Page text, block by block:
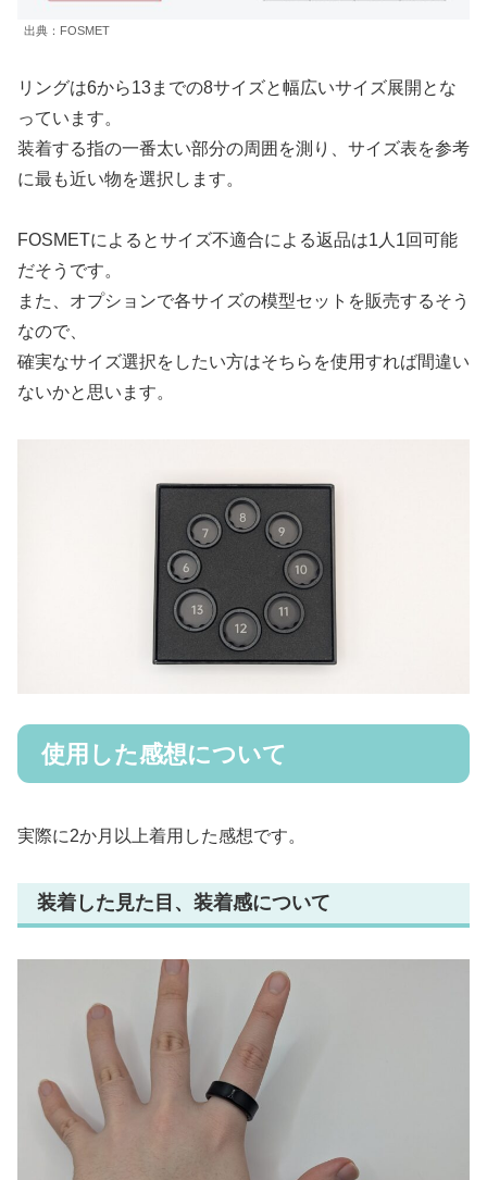
出典：FOSMET
リングは6から13までの8サイズと幅広いサイズ展開とな
っています。
装着する指の一番太い部分の周囲を測り、サイズ表を参考
に最も近い物を選択します。
FOSMETによるとサイズ不適合による返品は1人1回可能
だそうです。
また、オプションで各サイズの模型セットを販売するそう
なので、
確実なサイズ選択をしたい方はそちらを使用すれば間違い
ないかと思います。
使用した感想について
実際に2か月以上着用した感想です。
装着した見た目、装着感について